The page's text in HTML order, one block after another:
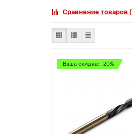
Сравнение товаров
Ваша скидка: -20%